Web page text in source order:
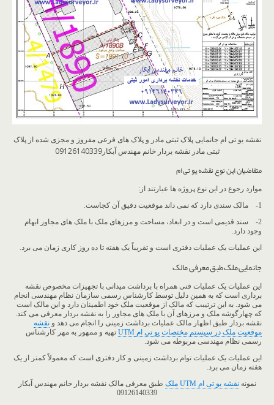
نقشه یو تی ام جانمایی پلاک ثبتی مادر و پلاک های فرعی مفروز و مجزی شده از پلاک
ثبتی مادر نقشه بردار خانم مهندس آبکار09126140339
متقاضیان این نوع نقشه یو تی ام
موارد رجوع در این نوع پروژه ها عبارتند از:
1- مالک سندی دارد که نمی داند موقعیت دقیق آن کجاست.
2- سند قدیمی است و در ابعاد، مساحت و مرزهای ملک با ملک های مجاور ابهام
وجود دارد.
این عملیات یک عملیات دفتری است و تقریباً یک هفته تا ده روز کاری زمان می برد.
جانمایی ملک طبق معرفی مالک
این عملیات یک عملیات فنی همراه با برداشت میدانی با تجهیزات مخصوص نقشه
برداری است که به همین دلیل توسط کارشناس رسمی سازمان نظام مهندسی انجام
می شود. به این ترتیبب که مالک از موقعیت ملک خود اطمینان دارد و این مالک است
که چهارگوشه ملک و مرزهای آن با ملک های مجاور را به نقشه بردار معرفی می کند.
نقشه بردار طبق اظهار مالک عملیات برداشت زمینی را انجام می دهد و نقشه
موقعیت ملک در سیستم مختصات یو تی ام UTM تهیه و ممهور به مهر کارشناس
رسمی نظام مهندسی مربوطه می شود.
این عملیات یک عملیات توام برداشت زمینی و کار دفتری است که معمولاً کمتر از یک
هفته زمان می برد.
نمونهنقشه یو تی ام UTM ملک
طبق معرفی مالک نقشه بردار خانم مهندس آبکار
09126140339